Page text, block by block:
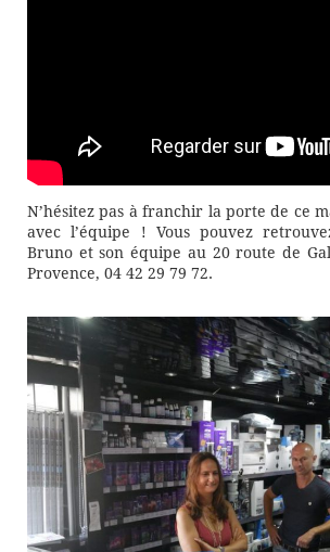
N’hésitez pas à franchir la porte de ce
avec l’équipe ! Vous pouvez
Bruno et son équipe au 20 route de
Provence, 04 42 29 79 72.